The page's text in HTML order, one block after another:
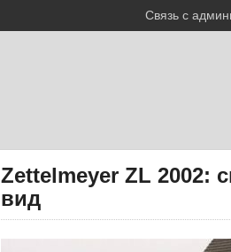
Связь с
Zettelmeyer ZL 2002:
вид